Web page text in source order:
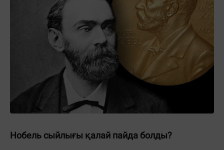
Нобель сыйлығы қалай пайда болды?